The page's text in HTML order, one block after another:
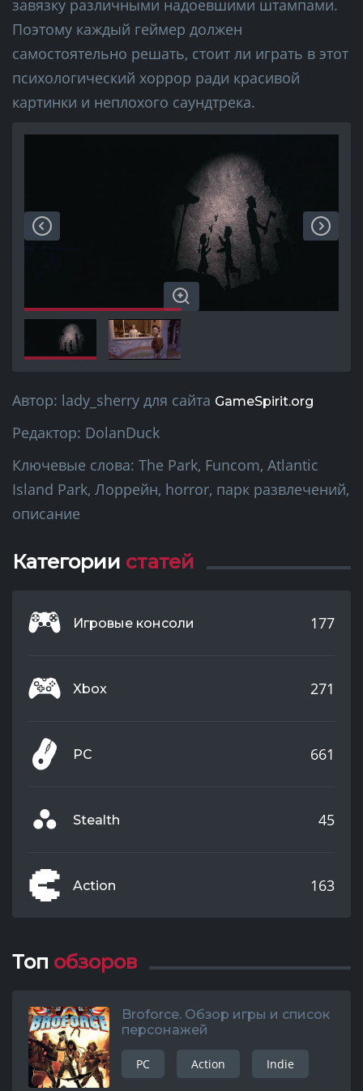
завязку различными надоевшими штампами.
Поэтому каждый геймер должен
самостоятельно решать, стоит ли играть в этот
психологический хоррор ради красивой
картинки и неплохого саундтрека.
Автор: lady_sherry для сайта GameSpirit.org
Редактор: DolanDuck
Ключевые слова: The Park, Funcom, Atlantic
Island Park, Лоррейн, horror, парк развлечений,
описание
Категории статей
Игровые консоли 177
Xbox 271
PC 661
Stealth 45
Action 163
Топ обзоров
Broforce. Обзор игры и список
персонажей
PC Action Indie